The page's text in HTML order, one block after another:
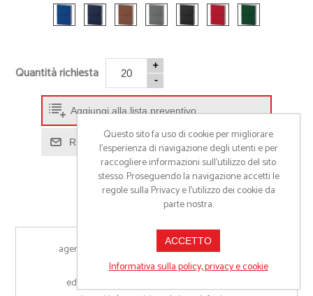
Quantità richiesta
+
-
Aggiungi alla lista preventivo
Richiedi informazioni prodotto
agenda giornaliera termovirante 324 pag. S/D/A
carta bianca con stampa a 2 colori
edizione multilingue: IT - GB - FR - DE - ES - PT
Questo sito fa uso di cookie per migliorare
l’esperienza di navigazione degli utenti e per
raccogliere informazioni sull’utilizzo del sito
stesso. Proseguendo la navigazione accetti le
regole sulla Privacy e l'utilizzo dei cookie da
parte nostra.
ACCETTO
Informativa sulla policy, privacy e cookie